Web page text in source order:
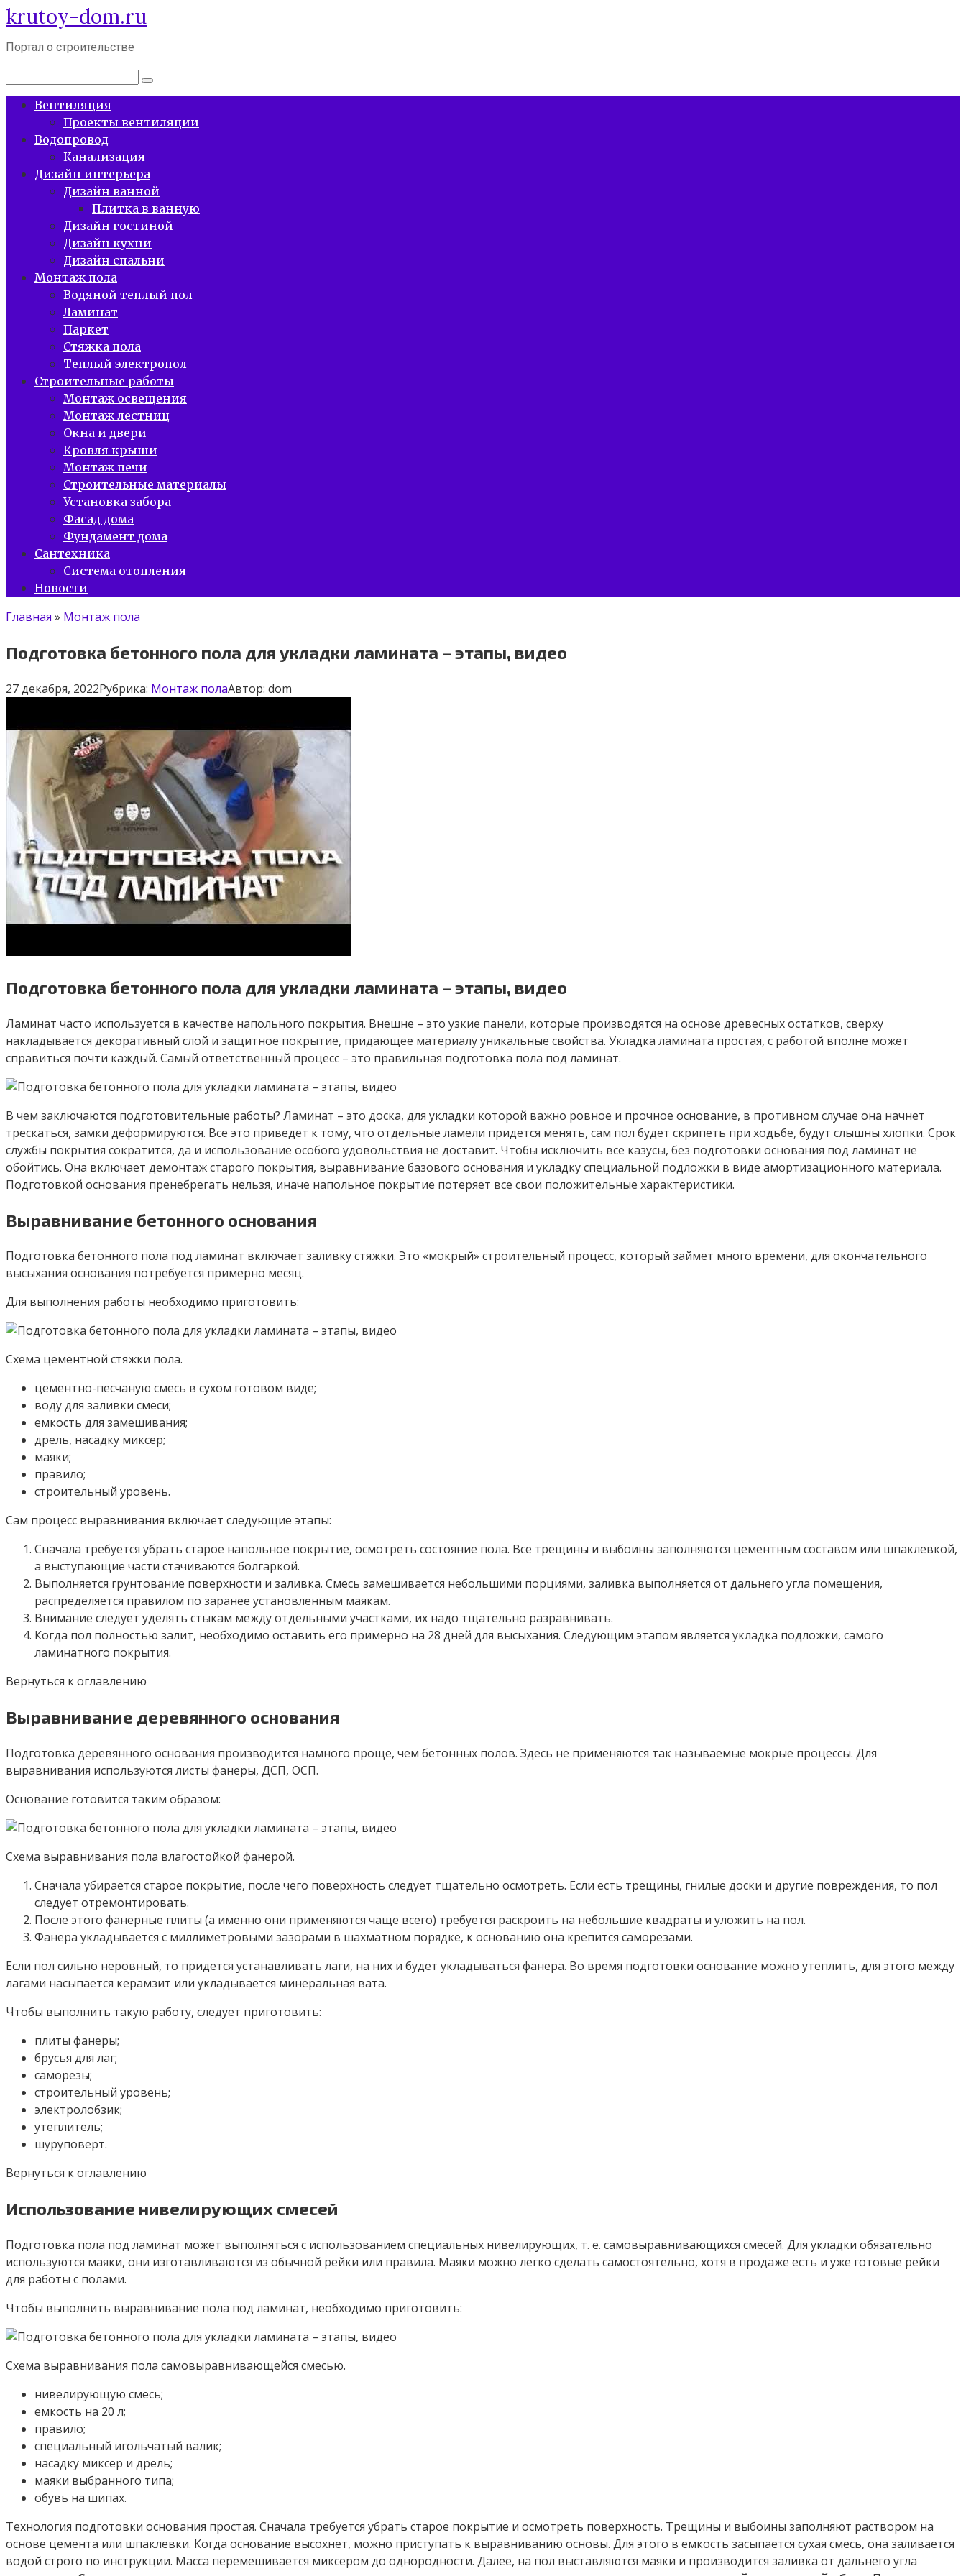
Перейти
к
контенту
krutoy-dom.ru
Портал о строительстве
Поиск:
Вентиляция
Проекты вентиляции
Водопровод
Канализация
Дизайн интерьера
Дизайн ванной
Плитка в ванную
Дизайн гостиной
Дизайн кухни
Дизайн спальни
Монтаж пола
Водяной теплый пол
Ламинат
Паркет
Стяжка пола
Теплый электропол
Строительные работы
Монтаж освещения
Монтаж лестниц
Окна и двери
Кровля крыши
Монтаж печи
Строительные материалы
Установка забора
Фасад дома
Фундамент дома
Сантехника
Система отопления
Новости
Главная » Монтаж пола
Подготовка бетонного пола для укладки ламината – этапы, видео
27 декабря, 2022Рубрика: Монтаж полаАвтор: dom
Подготовка бетонного пола для укладки ламината – этапы, видео
Ламинат часто используется в качестве напольного покрытия. Внешне – это узкие панели, которые производятся на основе древесных остатков, сверху
накладывается декоративный слой и защитное покрытие, придающее материалу уникальные свойства. Укладка ламината простая, с работой вполне может
справиться почти каждый. Самый ответственный процесс – это правильная подготовка пола под ламинат.
В чем заключаются подготовительные работы? Ламинат – это доска, для укладки которой важно ровное и прочное основание, в противном случае она начнет
трескаться, замки деформируются. Все это приведет к тому, что отдельные ламели придется менять, сам пол будет скрипеть при ходьбе, будут слышны хлопки. Срок
службы покрытия сократится, да и использование особого удовольствия не доставит. Чтобы исключить все казусы, без подготовки основания под ламинат не
обойтись. Она включает демонтаж старого покрытия, выравнивание базового основания и укладку специальной подложки в виде амортизационного материала.
Подготовкой основания пренебрегать нельзя, иначе напольное покрытие потеряет все свои положительные характеристики.
Выравнивание бетонного основания
Подготовка бетонного пола под ламинат включает заливку стяжки. Это «мокрый» строительный процесс, который займет много времени, для окончательного
высыхания основания потребуется примерно месяц.
Для выполнения работы необходимо приготовить:
Схема цементной стяжки пола.
цементно-песчаную смесь в сухом готовом виде;
воду для заливки смеси;
емкость для замешивания;
дрель, насадку миксер;
маяки;
правило;
строительный уровень.
Сам процесс выравнивания включает следующие этапы:
Сначала требуется убрать старое напольное покрытие, осмотреть состояние пола. Все трещины и выбоины заполняются цементным составом или шпаклевкой,
а выступающие части стачиваются болгаркой.
Выполняется грунтование поверхности и заливка. Смесь замешивается небольшими порциями, заливка выполняется от дальнего угла помещения,
распределяется правилом по заранее установленным маякам.
Внимание следует уделять стыкам между отдельными участками, их надо тщательно разравнивать.
Когда пол полностью залит, необходимо оставить его примерно на 28 дней для высыхания. Следующим этапом является укладка подложки, самого
ламинатного покрытия.
Вернуться к оглавлению
Выравнивание деревянного основания
Подготовка деревянного основания производится намного проще, чем бетонных полов. Здесь не применяются так называемые мокрые процессы. Для
выравнивания используются листы фанеры, ДСП, ОСП.
Основание готовится таким образом:
Схема выравнивания пола влагостойкой фанерой.
Сначала убирается старое покрытие, после чего поверхность следует тщательно осмотреть. Если есть трещины, гнилые доски и другие повреждения, то пол
следует отремонтировать.
После этого фанерные плиты (а именно они применяются чаще всего) требуется раскроить на небольшие квадраты и уложить на пол.
Фанера укладывается с миллиметровыми зазорами в шахматном порядке, к основанию она крепится саморезами.
Если пол сильно неровный, то придется устанавливать лаги, на них и будет укладываться фанера. Во время подготовки основание можно утеплить, для этого между
лагами насыпается керамзит или укладывается минеральная вата.
Чтобы выполнить такую работу, следует приготовить:
плиты фанеры;
брусья для лаг;
саморезы;
строительный уровень;
электролобзик;
утеплитель;
шуруповерт.
Вернуться к оглавлению
Использование нивелирующих смесей
Подготовка пола под ламинат может выполняться с использованием специальных нивелирующих, т. е. самовыравнивающихся смесей. Для укладки обязательно
используются маяки, они изготавливаются из обычной рейки или правила. Маяки можно легко сделать самостоятельно, хотя в продаже есть и уже готовые рейки
для работы с полами.
Чтобы выполнить выравнивание пола под ламинат, необходимо приготовить:
Схема выравнивания пола самовыравнивающейся смесью.
нивелирующую смесь;
емкость на 20 л;
правило;
специальный игольчатый валик;
насадку миксер и дрель;
маяки выбранного типа;
обувь на шипах.
Технология подготовки основания простая. Сначала требуется убрать старое покрытие и осмотреть поверхность. Трещины и выбоины заполняют раствором на
основе цемента или шпаклевки. Когда основание высохнет, можно приступать к выравниванию основы. Для этого в емкость засыпается сухая смесь, она заливается
водой строго по инструкции. Масса перемешивается миксером до однородности. Далее, на пол выставляются маяки и производится заливка от дальнего угла